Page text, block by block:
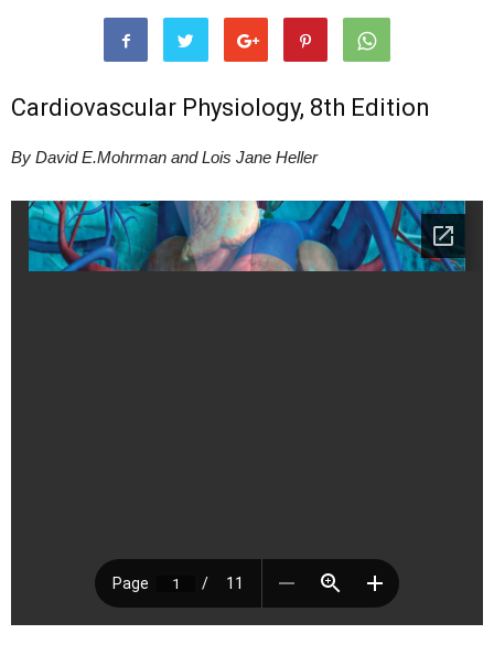
Cardiovascular Physiology, 8th Edition
By David E.Mohrman and Lois Jane Heller